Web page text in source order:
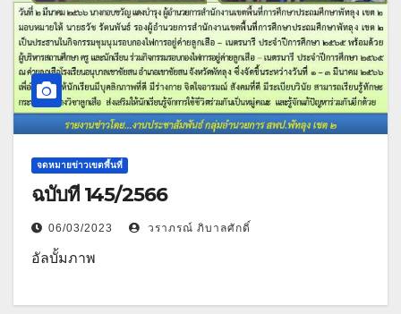
จดหมายข่าวเขตพื้นที่
ฉบับที่ 145/2566
06/03/2023 วราภรณ์ ภิบาลศักดิ์
อัลบั้มภาพ